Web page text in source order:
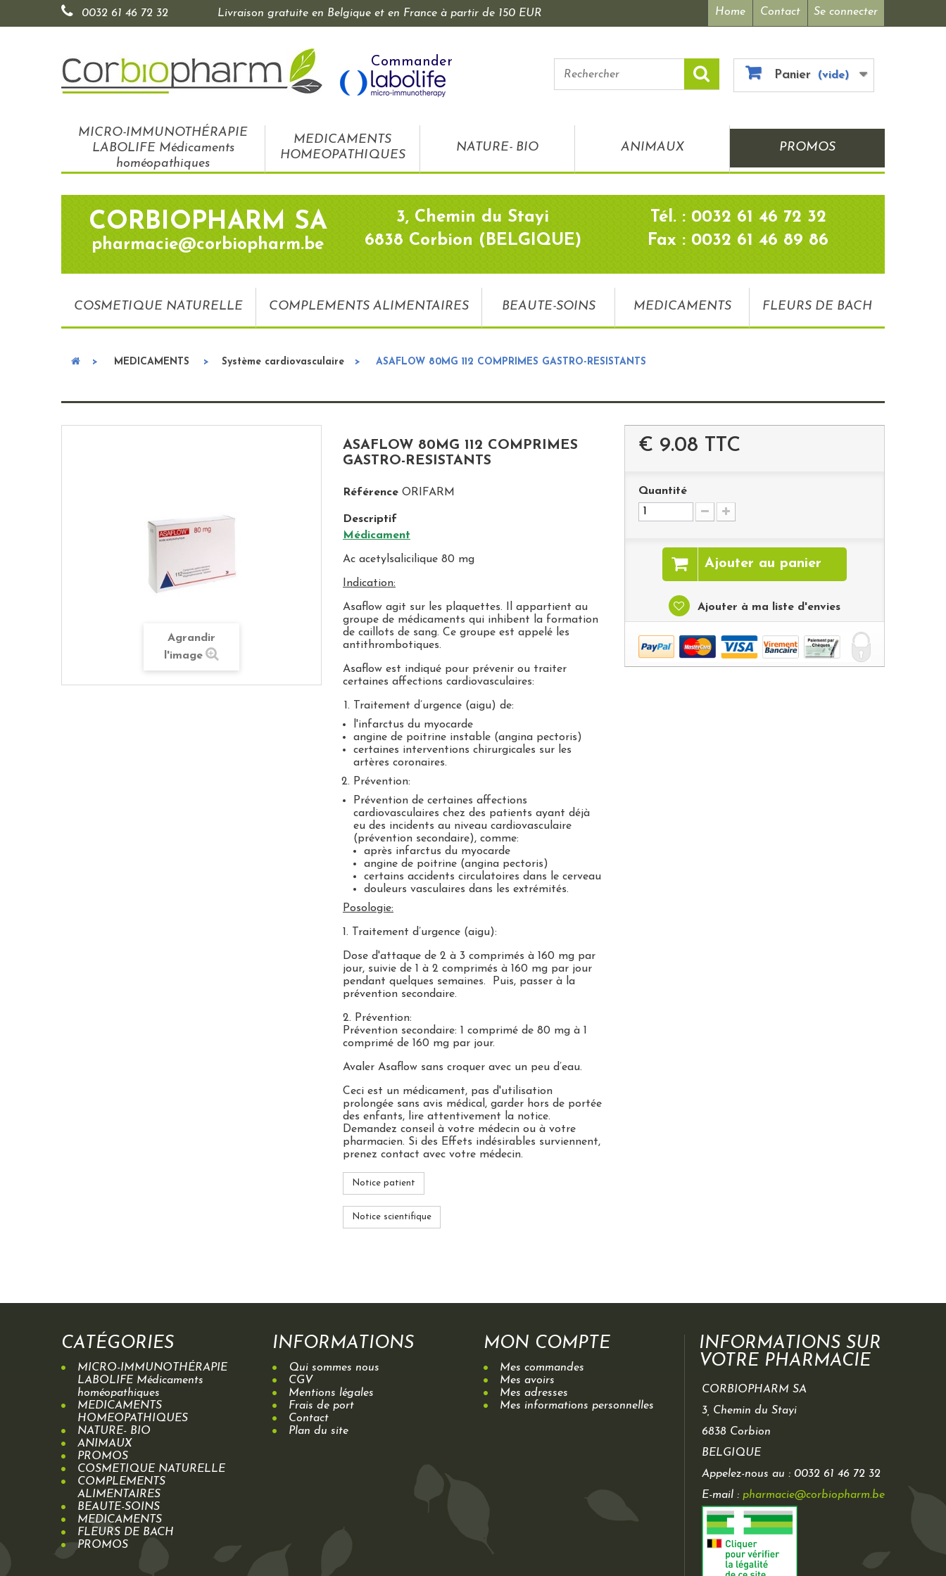
Se connecter
Home Contact
0032 61 46 72 32 Livraison gratuite en Belgique et en France à partir de 150 EUR
Commander
Panier (vide)
MICRO-IMMUNOTHÉRAPIE
LABOLIFE Médicaments
homéopathiques
MEDICAMENTS
HOMEOPATHIQUES
NATURE- BIO ANIMAUX PROMOS
CORBIOPHARM SA
pharmacie@corbiopharm.be
3, Chemin du Stayi
6838 Corbion (BELGIQUE)
Tél. : 0032 61 46 72 32
Fax : 0032 61 46 89 86
COSMETIQUE NATURELLE COMPLEMENTS ALIMENTAIRES BEAUTE-SOINS MEDICAMENTS FLEURS DE BACH
> MEDICAMENTS > Système cardiovasculaire > ASAFLOW 80MG 112 COMPRIMES GASTRO-RESISTANTS
Agrandir
l'image
ASAFLOW 80MG 112 COMPRIMES
GASTRO-RESISTANTS
Référence ORIFARM
Descriptif
Médicament
Ac acetylsalicilique 80 mg
Indication:
Asaflow agit sur les plaquettes. Il appartient au
groupe de médicaments qui inhibent la formation
de caillots de sang. Ce groupe est appelé les
antithrombotiques.
Asaflow est indiqué pour prévenir ou traiter
certaines affections cardiovasculaires:
Traitement d’urgence (aigu) de:
l'infarctus du myocarde
angine de poitrine instable (angina pectoris)
certaines interventions chirurgicales sur les
artères coronaires.
Prévention:
Prévention de certaines affections
cardiovasculaires chez des patients ayant déjà
eu des incidents au niveau cardiovasculaire
(prévention secondaire), comme:
après infarctus du myocarde
angine de poitrine (angina pectoris)
certains accidents circulatoires dans le cerveau
douleurs vasculaires dans les extrémités.
Posologie:
1. Traitement d’urgence (aigu):
Dose d'attaque de 2 à 3 comprimés à 160 mg par
jour, suivie de 1 à 2 comprimés à 160 mg par jour
pendant quelques semaines. Puis, passer à la
prévention secondaire.
2. Prévention:
Prévention secondaire: 1 comprimé de 80 mg à 1
comprimé de 160 mg par jour.
Avaler Asaflow sans croquer avec un peu d’eau.
Ceci est un médicament, pas d'utilisation
prolongée sans avis médical, garder hors de portée
des enfants, lire attentivement la notice.
Demandez conseil à votre médecin ou à votre
pharmacien. Si des Effets indésirables surviennent,
prenez contact avec votre médecin.
Notice patient
Notice scientifique
€ 9.08 TTC
Quantité
Ajouter au panier
Ajouter à ma liste d'envies
CATÉGORIES
MICRO-IMMUNOTHÉRAPIE
LABOLIFE Médicaments
homéopathiques
MEDICAMENTS
HOMEOPATHIQUES
NATURE- BIO
ANIMAUX
PROMOS
COSMETIQUE NATURELLE
COMPLEMENTS
ALIMENTAIRES
BEAUTE-SOINS
MEDICAMENTS
FLEURS DE BACH
PROMOS
INFORMATIONS
Qui sommes nous
CGV
Mentions légales
Frais de port
Contact
Plan du site
MON COMPTE
Mes commandes
Mes avoirs
Mes adresses
Mes informations personnelles
INFORMATIONS SUR
VOTRE PHARMACIE
CORBIOPHARM SA
3, Chemin du Stayi
6838 Corbion
BELGIQUE
Appelez-nous au : 0032 61 46 72 32
E-mail : pharmacie@corbiopharm.be